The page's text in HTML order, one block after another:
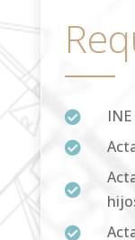



